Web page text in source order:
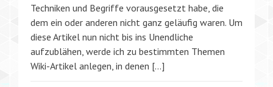
Techniken und Begriffe vorausgesetzt habe, die
dem ein oder anderen nicht ganz geläufig waren. Um
diese Artikel nun nicht bis ins Unendliche
aufzublähen, werde ich zu bestimmten Themen
Wiki-Artikel anlegen, in denen […]